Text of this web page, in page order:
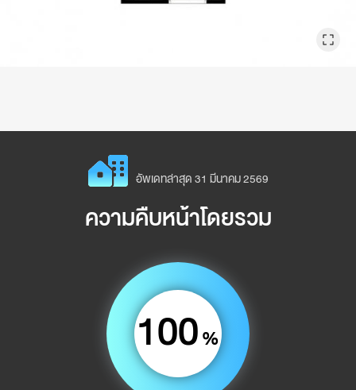
อัพเดทล่าสุด 31 มีนาคม 2569
ความคืบหน้าโดยรวม
100%